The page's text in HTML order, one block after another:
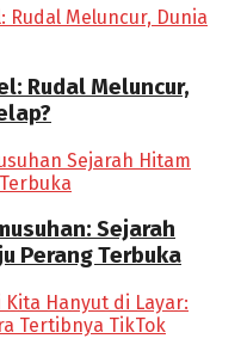
Rudal Meluncur,
Sejarah
Perang Terbuka